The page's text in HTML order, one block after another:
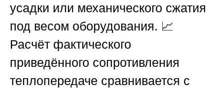
усадки или механического сжатия
под весом оборудования. 📈
Расчёт фактического
приведённого сопротивления
теплопередаче сравнивается с